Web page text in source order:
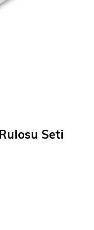
Seti